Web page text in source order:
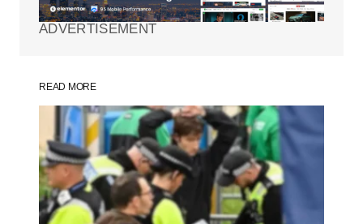
Your Name*
Your E-mail
ADVERTISEMENT
READ MORE